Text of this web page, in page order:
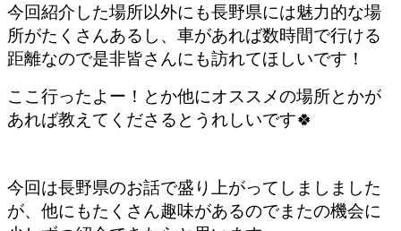
今回紹介した場所以外にも長野県には魅力的な場
所がたくさんあるし、車があれば数時間で行ける
距離なので是非皆さんにも訪れてほしいです！
ここ行ったよー！とか他にオススメの場所とかが
あれば教えてくださるとうれしいです🍀
今回は長野県のお話で盛り上がってしましました
が、他にもたくさん趣味があるのでまたの機会に